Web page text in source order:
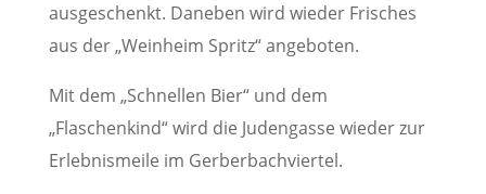
ausgeschenkt. Daneben wird wieder Frisches
aus der „Weinheim Spritz“ angeboten.
Mit dem „Schnellen Bier“ und dem
„Flaschenkind“ wird die Judengasse wieder zur
Erlebnismeile im Gerberbachviertel.